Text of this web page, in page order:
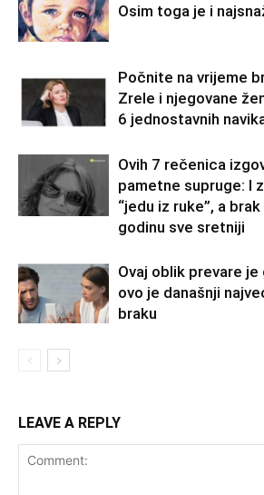
Osim toga je i
Počnite na vrijeme
Zrele i njegovane
6 jednostavnih
Ovih 7 rečenica
pametne supruge: I
“jedu iz ruke”, a
godinu sve sretniji
Ovaj oblik prevare
ovo je današnji
braku
LEAVE A REPLY